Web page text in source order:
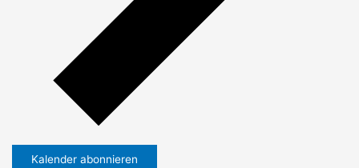
Kalender abonnieren